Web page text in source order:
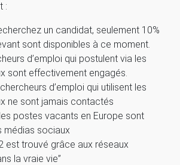
:
un candidat, seulement 10%
sont disponibles à ce moment.
d’emploi qui postulent via les
sont effectivement engagés.
d’emploi qui utilisent les
ne sont jamais contactés
postes vacants en Europe sont
médias sociaux
est trouvé grâce aux réseaux
la vraie vie”